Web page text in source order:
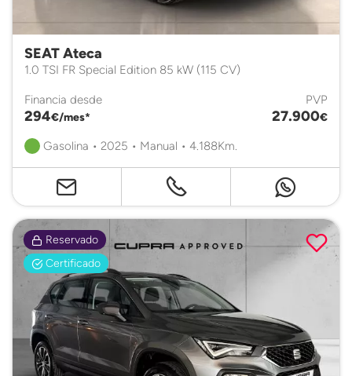
SEAT Ateca
1.0 TSI FR Special Edition 85 kW (115 CV)
Financia desde
294€/mes*
PVP
27.900€
Gasolina • 2025 • Manual • 4.188Km.
Reservado
Certificado